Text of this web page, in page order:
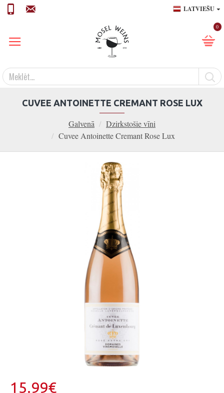
LATVIEŠU
0
Galvenā
Dzirkstošie vīni
Cuvee Antoinette Cremant Rose Lux
CUVEE ANTOINETTE CREMANT ROSE LUX
15.99€